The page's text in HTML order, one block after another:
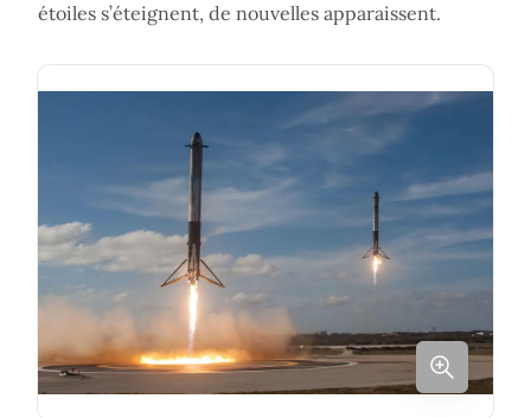
étoiles s’éteignent, de nouvelles apparaissent.